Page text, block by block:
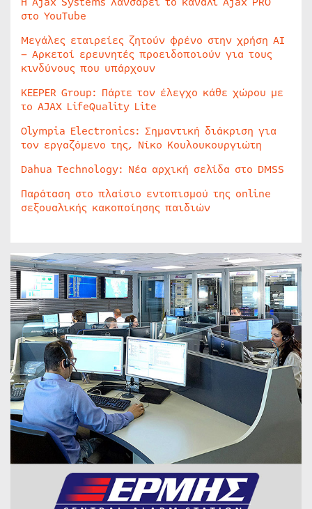
στο YouTube
Μεγάλες εταιρείες ζητούν φρένο στην χρήση AI
– Αρκετοί ερευνητές προειδοποιούν για τους
κινδύνους που υπάρχουν
KEEPER Group: Πάρτε τον έλεγχο κάθε χώρου με
το AJAX LifeQuality Lite
Olympia Electronics: Σημαντική διάκριση για
τον εργαζόμενο της, Νίκο Κουλουκουργιώτη
Dahua Technology: Νέα αρχική σελίδα στο DMSS
Παράταση στο πλαίσιο εντοπισμού της online
σεξουαλικής κακοποίησης παιδιών